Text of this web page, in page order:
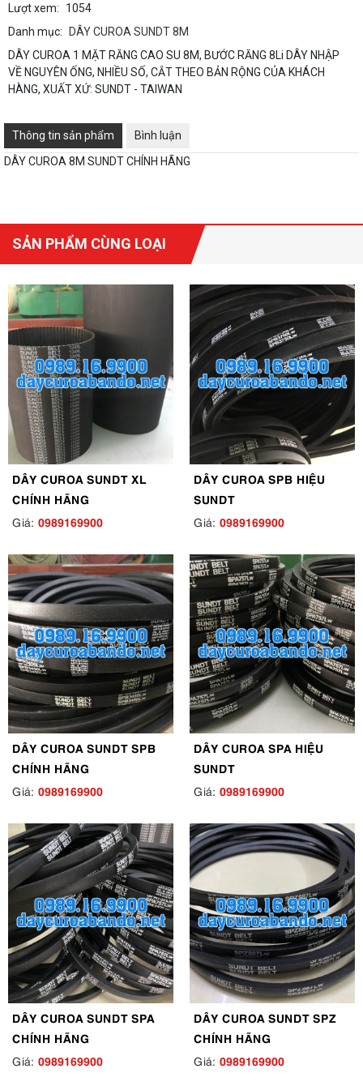
Lượt xem:
1054
Danh mục:
DÂY CUROA SUNDT 8M
DÂY CUROA 1 MẶT RĂNG CAO SU 8M, BƯỚC RĂNG 8Li DÂY NHẬP
VỀ NGUYÊN ỐNG, NHIỀU SỐ, CẮT THEO BẢN RỘNG CỦA KHÁCH
HÀNG, XUẤT XỨ: SUNDT - TAIWAN
Thông tin sản phẩm
Bình luận
DÂY CUROA 8M SUNDT CHÍNH HÃNG
SẢN PHẨM CÙNG LOẠI
DÂY CUROA SUNDT XL
CHÍNH HÃNG
Giá: 0989169900
DÂY CUROA SPB HIỆU
SUNDT
Giá: 0989169900
DÂY CUROA SUNDT SPB
CHÍNH HÃNG
Giá: 0989169900
DÂY CUROA SPA HIỆU
SUNDT
Giá: 0989169900
DÂY CUROA SUNDT SPA
CHÍNH HÃNG
Giá: 0989169900
DÂY CUROA SUNDT SPZ
CHÍNH HÃNG
Giá: 0989169900